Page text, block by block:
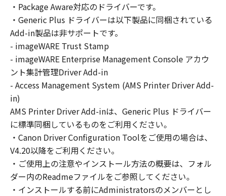
お客様は、また「指定機器」にネットワークを
通じて接続されたコンピューター上で、かかる
コンピューターの使用者に対して「本ソフトウ
ェア」を使用させることができますが、かかる
コンピューターの使用者に本契約書上の義務お
よび条件を遵守させるとともに、その履行に関
し全責任を負うことを条件とします。
(2) お客様は、上記(1)に基づいて「本ソフトウ
「本ソフトウェア」を１部、複製することがで
きます。
(3) 上記(1)および(2)に定める場合を除き、キヤ
ノンまたはキヤノンのライセンサーのいかなる
知的財産権も、明示たると黙示たるとを問わ
ず、本契約書によってお客様に譲渡あるいは許
諾されるものではありません。
・Package Aware対応のドライバーです。
・Generic Plus ドライバーは以下製品に同梱されている
Add-in製品は非サポートです。
- imageWARE Trust Stamp
- imageWARE Enterprise Management Console アカウ
ント集計管理Driver Add-in
- Access Management System (AMS Printer Driver Add-
in)
AMS Printer Driver Add-inは、Generic Plus ドライバー
に標準同梱しているものをご利用ください。
・Canon Driver Configuration Toolをご使用の場合は、
V4.20以降をご利用ください。
・ご使用上の注意やインストール方法の概要は、フォル
ダー内のReadmeファイルをご参照してください。
・インストールする前にAdministratorsのメンバーとし